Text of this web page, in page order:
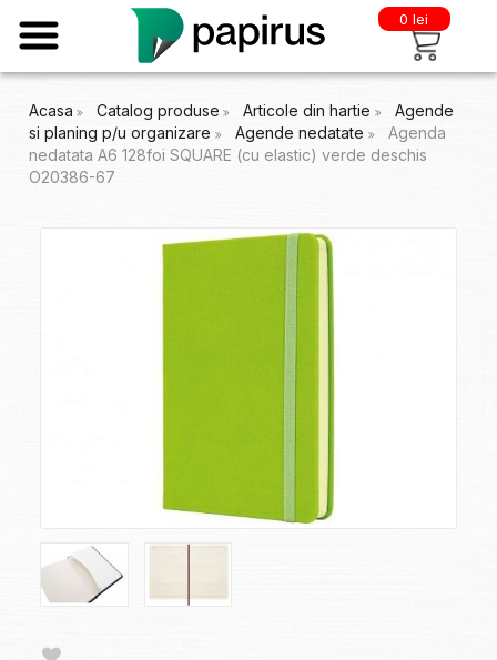
0 lei
Acasa Catalog produse Articole din hartie
Agende
si planing p/u organizare
Agende nedatate
Agenda
nedatata A6 128foi SQUARE (cu elastic) verde deschis
O20386-67